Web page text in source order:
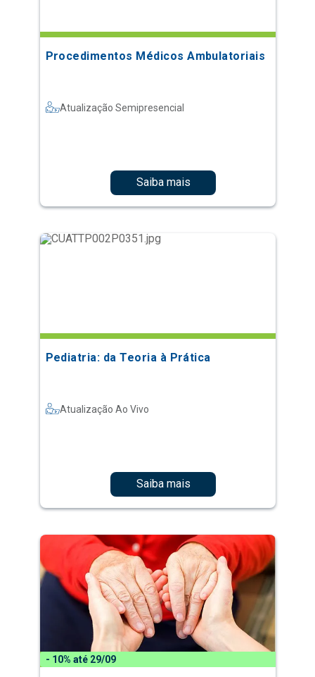
Procedimentos Médicos Ambulatoriais
Atualização Semipresencial
Saiba mais
Pediatria: da Teoria à Prática
Atualização Ao Vivo
Saiba mais
- 10% até 29/09